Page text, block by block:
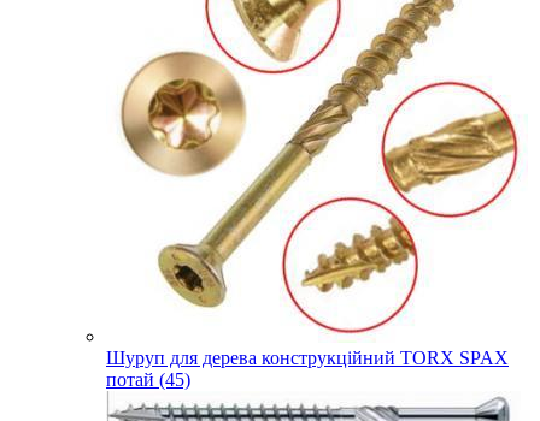
Шуруп для дерева конструкційний TORX SPAX
потай (45)